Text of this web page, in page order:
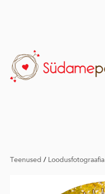
Teenused / Loodusfotograafia